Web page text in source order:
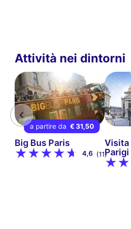
Attività nei dintorni
a partire da € 31,50
Big Bus Paris
4,6 (11)
Visita
Parigi